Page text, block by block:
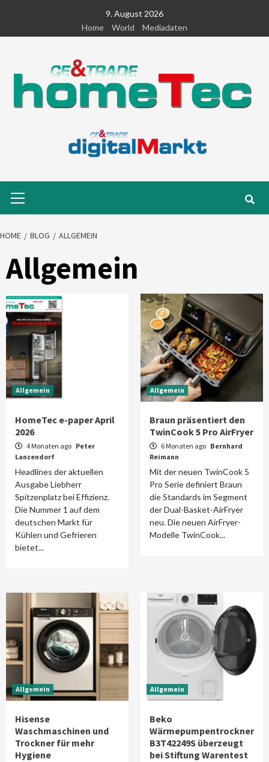
content
9. August 2026
Home
World Mediadaten
Menu
HOME BLOG ALLGEMEIN
Allgemein
Allgemein
HomeTec e-paper April
2026
4 Monaten ago Peter
Lanzendorf
Headlines der aktuellen
Ausgabe Liebherr
Spitzenplatz bei Effizienz.
Die Nummer 1 auf dem
deutschen Markt für
Kühlen und Gefrieren
bietet...
Allgemein
Braun präsentiert den
TwinCook 5 Pro AirFryer
6 Monaten ago Bernhard
Reimann
Mit der neuen TwinCook 5
Pro Serie definiert Braun
die Standards im Segment
der Dual-Basket-AirFryer
neu. Die neuen AirFryer-
Modelle TwinCook...
Allgemein
Hisense
Waschmaschinen und
Trockner für mehr
Hygiene
Allgemein
Beko
Wärmepumpentrockner
B3T42249S überzeugt
bei Stiftung Warentest